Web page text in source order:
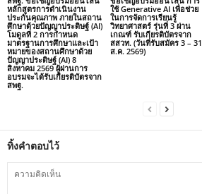
หลักสูตรการดำเนินงาน
ประกันคุณภาพ ภายในสถาน
ศึกษาด้วยปัญญาประดิษฐ์ (AI)
โมดูลที่ 2 การกำหนด
มาตรฐานการศึกษาและเป้า
หมายของสถานศึกษาด้วย
ปัญญาประดิษฐ์ (AI) 8
สิงหาคม 2569 ผู้ผ่านการ
อบรมจะได้รับเกียรติบัตรจาก
สพฐ.
ใช้ Generative AI เพื่อช่วย
ในการจัดการเรียนรู้
วิทยาศาสตร์ รุ่นที่ 3 ผ่าน
เกณฑ์ รับเกียรติบัตรจาก
สสวท. (วันที่รับสมัคร 3 – 31
ส.ค. 2569)
ทิ้งคำตอบไว้